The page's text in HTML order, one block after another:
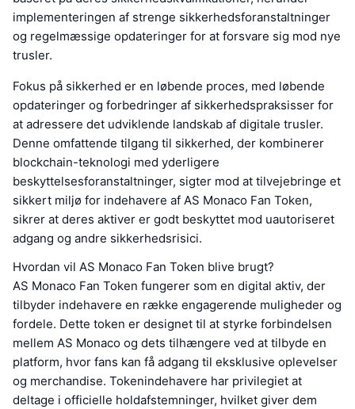
implementeringen af strenge sikkerhedsforanstaltninger
og regelmæssige opdateringer for at forsvare sig mod nye
trusler.
Fokus på sikkerhed er en løbende proces, med løbende
opdateringer og forbedringer af sikkerhedspraksisser for
at adressere det udviklende landskab af digitale trusler.
Denne omfattende tilgang til sikkerhed, der kombinerer
blockchain-teknologi med yderligere
beskyttelsesforanstaltninger, sigter mod at tilvejebringe et
sikkert miljø for indehavere af AS Monaco Fan Token,
sikrer at deres aktiver er godt beskyttet mod uautoriseret
adgang og andre sikkerhedsrisici.
Hvordan vil AS Monaco Fan Token blive brugt?
AS Monaco Fan Token fungerer som en digital aktiv, der
tilbyder indehavere en række engagerende muligheder og
fordele. Dette token er designet til at styrke forbindelsen
mellem AS Monaco og dets tilhængere ved at tilbyde en
platform, hvor fans kan få adgang til eksklusive oplevelser
og merchandise. Tokenindehavere har privilegiet at
deltage i officielle holdafstemninger, hvilket giver dem